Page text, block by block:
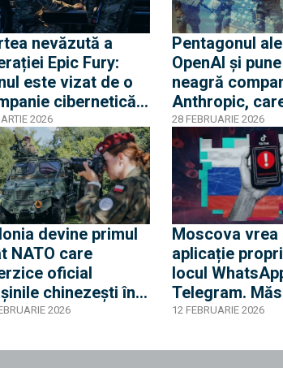
nevăzută a
Epic Fury:
este vizat de o
cibernetică
care perturbă
de informații
procesului
2026
Pentagonul
OpenAI și
neagră
Anthropic,
opus utilizării
tehnologiei
masă
28 FEBRUARIE 2026
devine primul
NATO care
oficial
chinezești în
militare din
2026
Moscova vrea
aplicație
locul
Telegram.
deși adoptată
vulnerabilă
12 FEBRUARIE 2026